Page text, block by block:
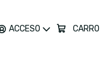
ACCESO CARRO